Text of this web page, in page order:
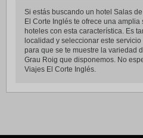
Si estás buscando un hotel Salas
El Corte Inglés te ofrece una
hoteles con esta característica. Es
localidad y seleccionar este
para que se te muestre la variedad
Grau Roig que disponemos. No
Viajes El Corte Inglés.